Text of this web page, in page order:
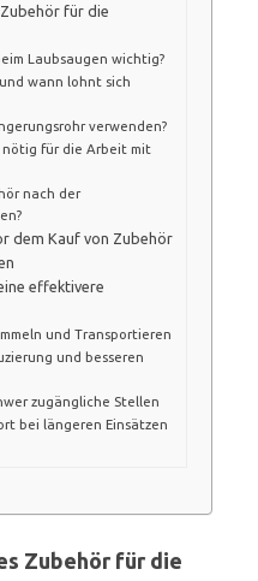
für die
Laubsaugen wichtig?
wann lohnt sich
verwenden?
für die Arbeit mit
nach der
dem Kauf von Zubehör
effektivere
und Transportieren
und besseren
zugängliche Stellen
bei längeren Einsätzen
Zubehör für die